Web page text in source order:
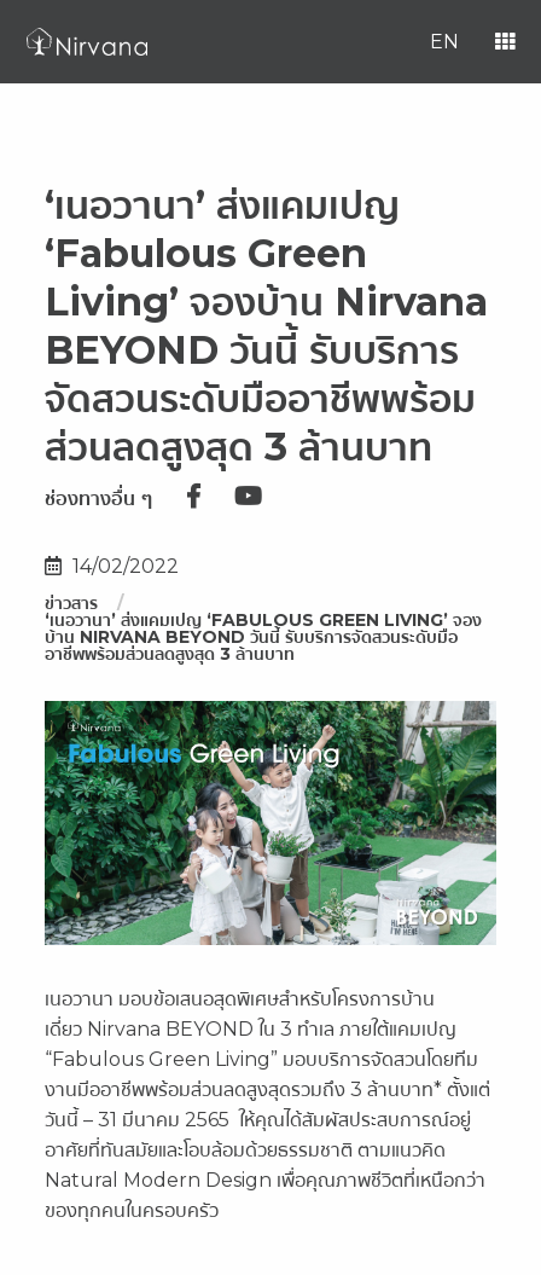
EN
‘เนอวานา’ ส่งแคมเปญ
‘Fabulous Green
Living’ จองบ้าน Nirvana
BEYOND วันนี้ รับบริการ
จัดสวนระดับมืออาชีพพร้อม
ส่วนลดสูงสุด 3 ล้านบาท
ช่องทางอื่น ๆ
14/02/2022
ข่าวสาร
‘เนอวานา’ ส่งแคมเปญ ‘FABULOUS GREEN LIVING’ จอง
บ้าน NIRVANA BEYOND วันนี้ รับบริการจัดสวนระดับมือ
อาชีพพร้อมส่วนลดสูงสุด 3 ล้านบาท
เนอวานา มอบข้อเสนอสุดพิเศษสำหรับโครงการบ้าน
เดี่ยว Nirvana BEYOND ใน 3 ทำเล ภายใต้แคมเปญ
“Fabulous Green Living” มอบบริการจัดสวนโดยทีม
งานมีออาชีพพร้อมส่วนลดสูงสุดรวมถึง 3 ล้านบาท* ตั้งแต่
วันนี้ – 31 มีนาคม 2565 ให้คุณได้สัมผัสประสบการณ์อยู่
อาศัยที่ทันสมัยและโอบล้อมด้วยธรรมชาติ ตามแนวคิด
Natural Modern Design เพื่อคุณภาพชีวิตที่เหนือกว่า
ของทุกคนในครอบครัว